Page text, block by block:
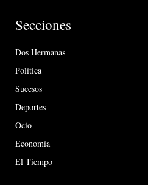
Secciones
Dos Hermanas
Política
Sucesos
Deportes
Ocio
Economía
El Tiempo